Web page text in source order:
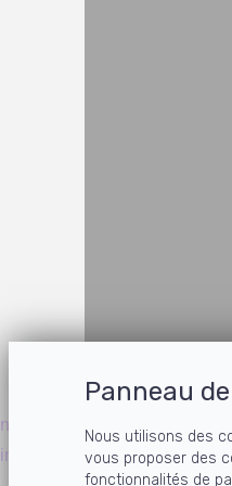
accompagnement que j'ai
Je voulais juste vous
Panneau
Nous utilisons des
vous proposer des
fonctionnalités de